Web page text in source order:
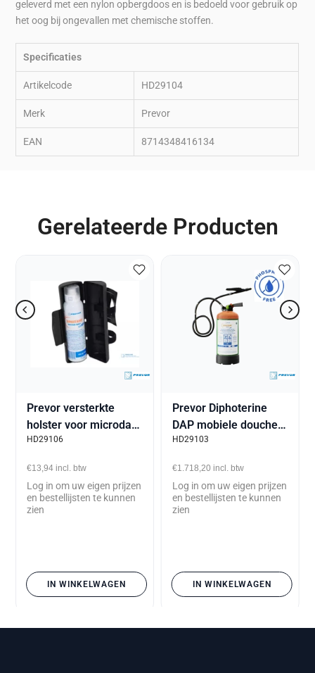
geleverd met een nylon opbergdoos en is bedoeld voor gebruik op
het oog bij ongevallen met chemische stoffen.
Specificaties
Artikelcode HD29104
Merk Prevor
EAN 8714348416134
Gerelateerde Producten
Prevor versterkte
holster voor microdap
100ml
HD29106
€13,94incl. btw
Log in om uw eigen prijzen
en bestellijsten te kunnen
zien
IN WINKELWAGEN
Prevor Diphoterine
DAP mobiele douche
chemische spatten 5
HD29103
€1.718,20 incl. btw
Log in om uw eigen prijzen
en bestellijsten te kunnen
zien
IN WINKELWAGEN